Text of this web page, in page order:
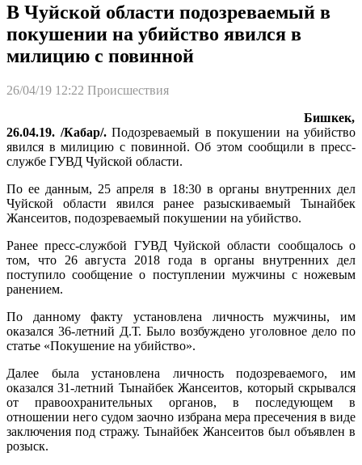
В Чуйской области подозреваемый в
покушении на убийство явился в
милицию с повинной
26/04/19 12:22 Происшествия
Бишкек,
26.04.19. /Кабар/. Подозреваемый в покушении на убийство
явился в милицию с повинной. Об этом сообщили в пресс-
службе ГУВД Чуйской области.
По ее данным, 25 апреля в 18:30 в органы внутренних дел
Чуйской области явился ранее разыскиваемый Тынайбек
Жансеитов, подозреваемый покушении на убийство.
Ранее пресс-службой ГУВД Чуйской области сообщалось о
том, что 26 августа 2018 года в органы внутренних дел
поступило сообщение о поступлении мужчины с ножевым
ранением.
По данному факту установлена личность мужчины, им
оказался 36-летний Д.Т. Было возбуждено уголовное дело по
статье «Покушение на убийство».
Далее была установлена личность подозреваемого, им
оказался 31-летний Тынайбек Жансеитов, который скрывался
от правоохранительных органов, в последующем в
отношении него судом заочно избрана мера пресечения в виде
заключения под стражу. Тынайбек Жансеитов был объявлен в
розыск.